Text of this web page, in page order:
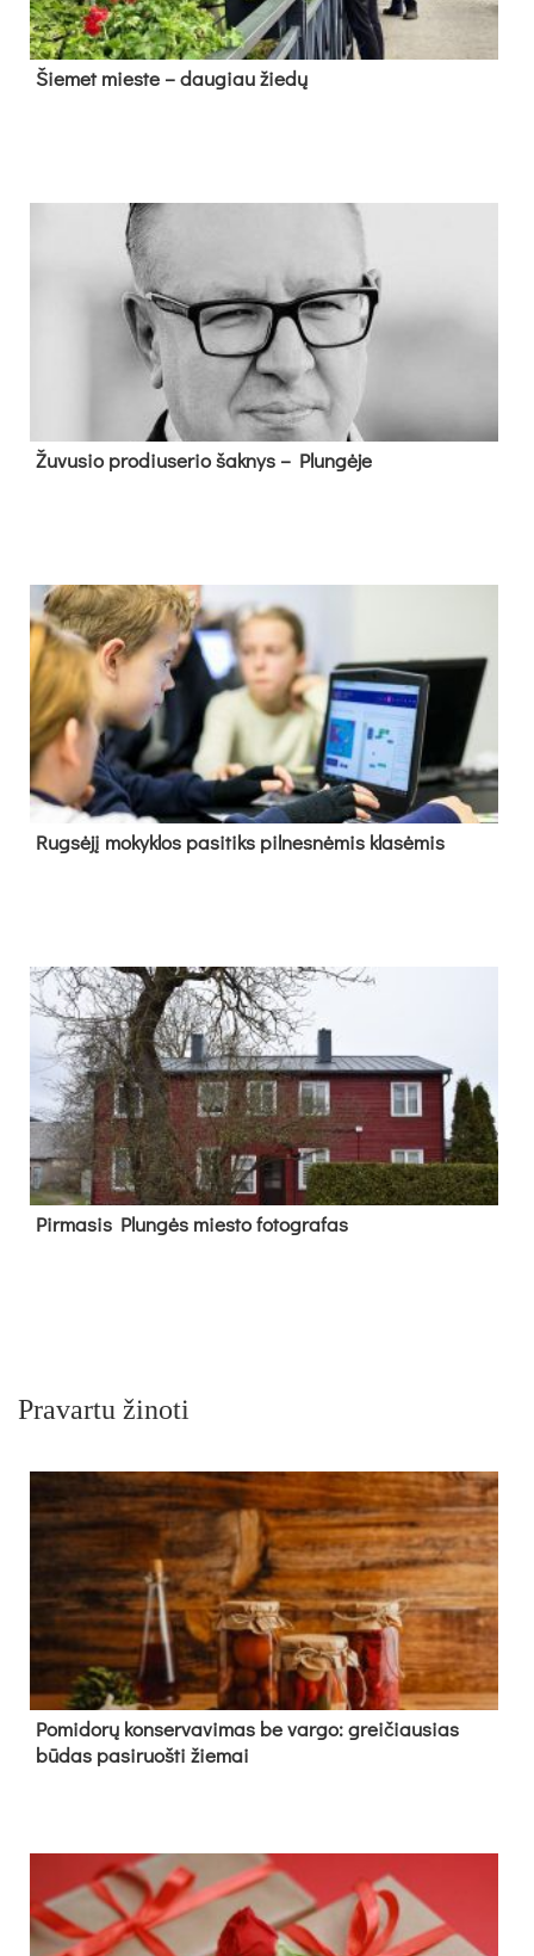
Šie­met mies­te – dau­giau žie­dų
Žu­vu­sio pro­diu­se­rio šak­nys – Plun­gė­je
Rug­sė­jį mo­kyk­los pa­si­tiks pil­nes­nė­mis kla­sė­mis
Pir­ma­sis Plun­gės mies­to fo­tog­ra­fas
Pravartu žinoti
Pomidorų konservavimas be vargo: greičiausias
būdas pasiruošti žiemai